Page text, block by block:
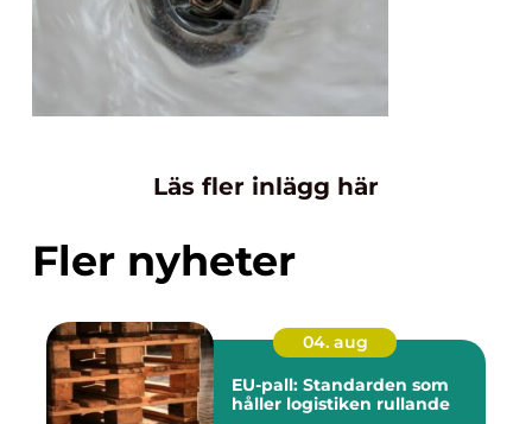
Läs fler inlägg här
Fler nyheter
04. aug
EU-pall: Standarden som
håller logistiken rullande